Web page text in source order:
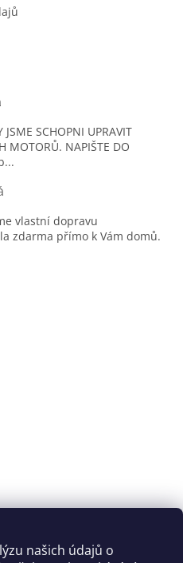
našich údajů o
JSME SCHOPNI UPRAVIT
MOTORŮ. NAPIŠTE DO
vlastní dopravu
zdarma přímo k Vám domů.